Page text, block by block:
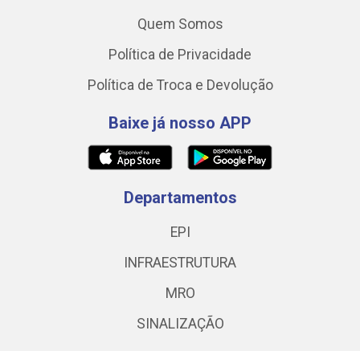
Quem Somos
Política de Privacidade
Política de Troca e Devolução
Baixe já nosso APP
Departamentos
EPI
INFRAESTRUTURA
MRO
SINALIZAÇÃO